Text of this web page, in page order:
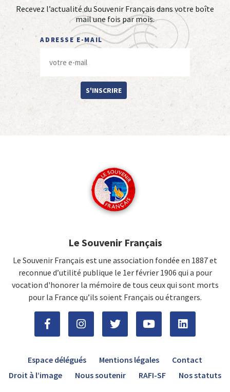
Recevez l’actualité du Souvenir Français dans votre boîte
mail une fois par mois.
ADRESSE E-MAIL
S'INSCRIRE
Le Souvenir Français
Le Souvenir Français est une association fondée en 1887 et
reconnue d’utilité publique le 1er février 1906 qui a pour
vocation d'honorer la mémoire de tous ceux qui sont morts
pour la France qu’ils soient Français ou étrangers.
Espace délégués Mentions légales
Contact
Droit à l’image
Nous soutenir RAFI-SF Nos statuts